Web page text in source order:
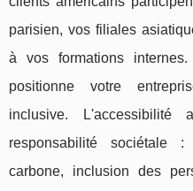
parisien, vos filiales
à vos formations
positionne votre
inclusive. L'accessibilité
responsabilité sociétale
carbone, inclusion des